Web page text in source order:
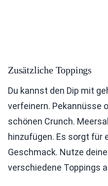
Zusätzliche Toppings
Du kannst den Dip mit
verfeinern. Pekannüsse
schönen Crunch.
hinzufügen. Es sorgt für
Geschmack. Nutze
verschiedene Toppings